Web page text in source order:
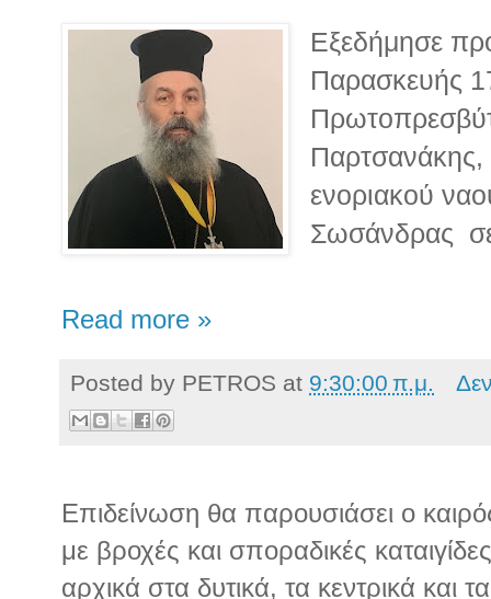
Εξεδήμησε
Παρασκευής
Παρτσανάκης,
ενοριακού
Σωσάνδρας
Read more »
Posted by PETROS at 9:30:00 π.μ.
Επιδείνωση θα παρουσιάσει ο
με βροχές και σποραδικές καταιγίδες
αρχικά στα δυτικά, τα κεντρικά και τα